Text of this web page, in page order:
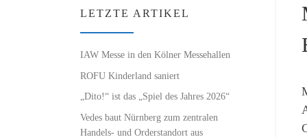
LETZTE ARTIKEL
IAW Messe in den Kölner Messehallen
ROFU Kinderland saniert
„Dito!“ ist das „Spiel des Jahres 2026“
Vedes baut Nürnberg zum zentralen
Handels- und Orderstandort aus